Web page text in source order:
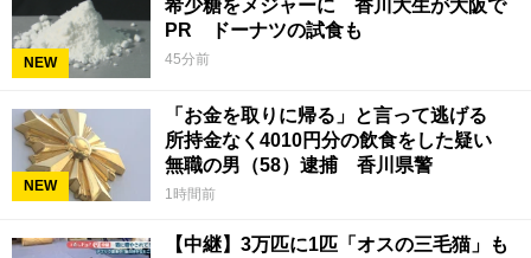
NEW
希少糖をメジャーに 香川大生が大阪で
PR ドーナツの試食も
45分前
NEW
「お金を取りに帰る」と言って逃げる
所持金なく4010円分の飲食をした疑い
無職の男（58）逮捕 香川県警
1時間前
【中継】3万匹に1匹「オスの三毛猫」も